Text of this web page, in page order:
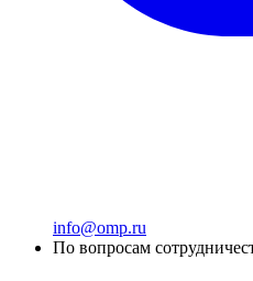
info@omp.ru
По вопросам